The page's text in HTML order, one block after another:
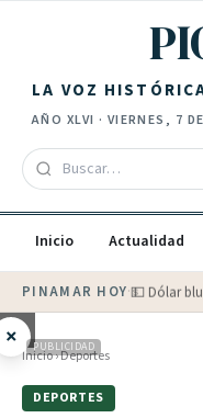
LA VOZ
AÑO XLVI · VIERNES, 7
Inicio Actualidad
PINAMAR HOY·💵 Dólar
× PUBLICIDAD
Inicio›Deportes
DEPORTES